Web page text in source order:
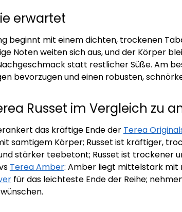
erwartet
beginnt mit einem dichten, trockenen
Noten weiten sich aus, und der Körper
statt restlicher Süße. Am
bevorzugen und einen robusten,
Russet im Vergleich zu
das kräftige Ende der Terea
samtigem Körper; Russet ist kräftiger,
stärker teebetont; Russet ist trockener
Terea Amber: Amber liegt mittelstark mit
für das leichteste Ende der Reihe;